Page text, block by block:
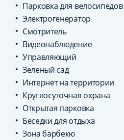
Парковка для велосипедов
Электрогенератор
Смотритель
Видеонаблюдение
Управляющий
Зеленый сад
Интернет на территории
Круглосуточная охрана
Открытая парковка
Беседки для отдыха
Зона барбекю